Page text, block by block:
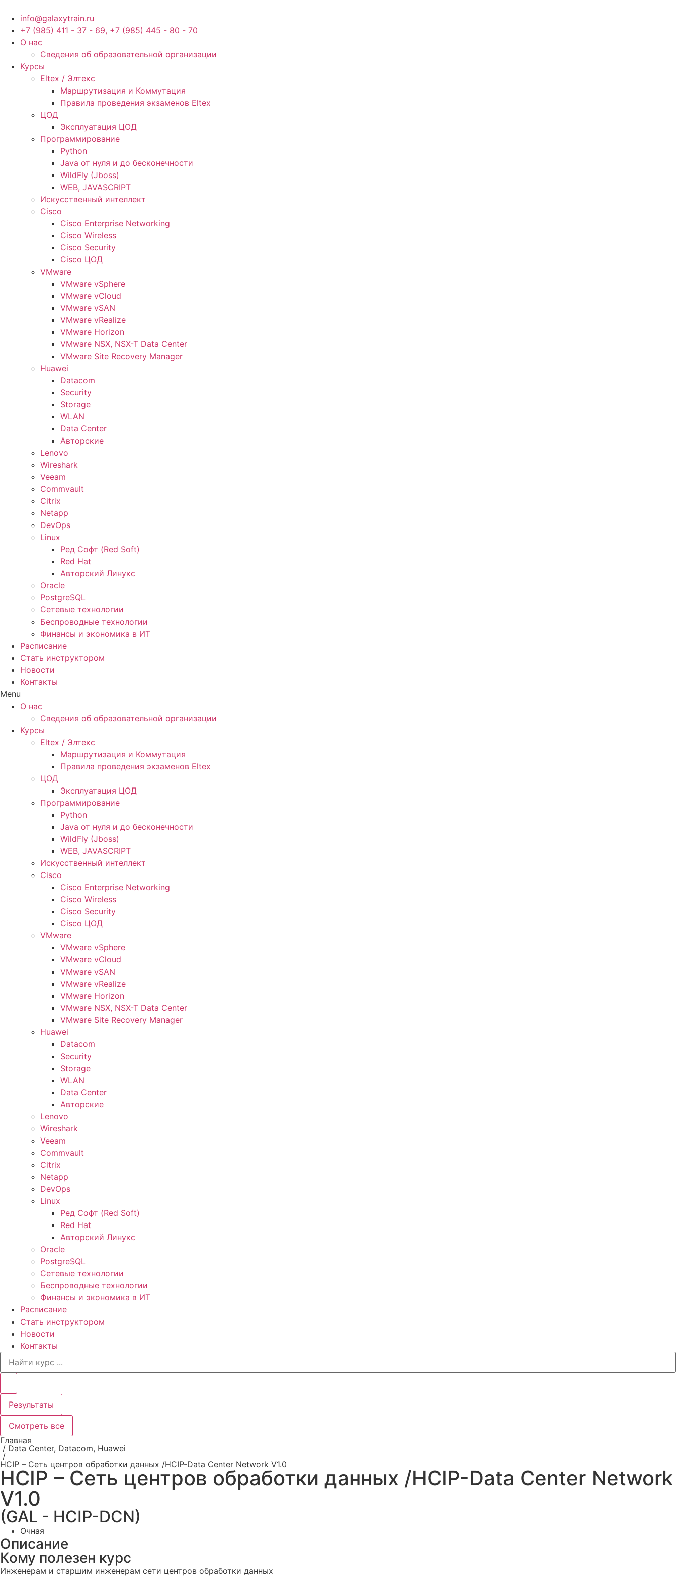
содержимому
info@galaxytrain.ru
+7 (985) 411 - 37 - 69, +7 (985) 445 - 80 - 70
О нас
Сведения об образовательной организации
Курсы
Eltex / Элтекс
Маршрутизация и Коммутация
Правила проведения экзаменов Eltex
ЦОД
Эксплуатация ЦОД
Программирование
Python
Java от нуля и до бесконечности
WildFly (Jboss)
WEB, JAVASCRIPT
Искусственный интеллект
Cisco
Cisco Enterprise Networking
Cisco Wireless
Cisco Security
Cisco ЦОД
VMware
VMware vSphere
VMware vCloud
VMware vSAN
VMware vRealize
VMware Horizon
VMware NSX, NSX-T Data Center
VMware Site Recovery Manager
Huawei
Datacom
Security
Storage
WLAN
Data Center
Авторские
Lenovo
Wireshark
Veeam
Commvault
Citrix
Netapp
DevOps
Linux
Ред Софт (Red Soft)
Red Hat
Авторский Линукс
Oracle
PostgreSQL
Сетевые технологии
Беспроводные технологии
Финансы и экономика в ИТ
Расписание
Стать инструктором
Новости
Контакты
Menu
О нас
Сведения об образовательной организации
Курсы
Eltex / Элтекс
Маршрутизация и Коммутация
Правила проведения экзаменов Eltex
ЦОД
Эксплуатация ЦОД
Программирование
Python
Java от нуля и до бесконечности
WildFly (Jboss)
WEB, JAVASCRIPT
Искусственный интеллект
Cisco
Cisco Enterprise Networking
Cisco Wireless
Cisco Security
Cisco ЦОД
VMware
VMware vSphere
VMware vCloud
VMware vSAN
VMware vRealize
VMware Horizon
VMware NSX, NSX-T Data Center
VMware Site Recovery Manager
Huawei
Datacom
Security
Storage
WLAN
Data Center
Авторские
Lenovo
Wireshark
Veeam
Commvault
Citrix
Netapp
DevOps
Linux
Ред Софт (Red Soft)
Red Hat
Авторский Линукс
Oracle
PostgreSQL
Сетевые технологии
Беспроводные технологии
Финансы и экономика в ИТ
Расписание
Стать инструктором
Новости
Контакты
Search
Результаты
Смотреть все
Главная
/ Data Center, Datacom, Huawei
/
HCIP – Сеть центров обработки данных /HCIP-Data Center Network V1.0
HCIP – Сеть центров обработки данных /HCIP-Data Center Network
V1.0
(GAL - HCIP-DCN)
Очная
Описание
Кому полезен курс
Инженерам и старшим инженерам сети центров обработки данных